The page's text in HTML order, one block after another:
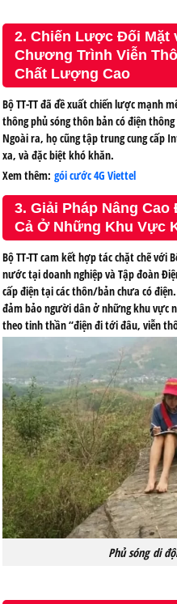
2. Chiến Lược Đối Mặt
Chương Trình Viễn
Chất Lượng Cao
Bộ TT-TT đã đề xuất chiến lược mạnh
thông phủ sóng thôn bản có điện
Ngoài ra, họ cũng tập trung cung cấp
xa, và đặc biệt khó khăn.
Xem thêm: gói cước 4G Viettel
3. Giải Pháp Nâng
Cả Ở Những Khu Vực
Bộ TT-TT cam kết hợp tác chặt chẽ với
nước tại doanh nghiệp và Tập đoàn
cấp điện tại các thôn/bản chưa có
đảm bảo người dân ở những khu vực
theo tinh thần “điện đi tới đâu, viễn
Phủ sóng di